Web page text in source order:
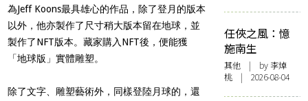
為Jeff Koons最具雄心的作品，除了登月的版本
以外，他亦製作了尺寸稍大版本留在地球，並
製作了NFT版本。藏家購入NFT後，便能獲
「地球版」實體雕塑。
除了文字、雕塑藝術外，同樣登陸月球的，還
任俠之風：憶
施南生
其他 | by 李焯
桃 | 2026-08-04